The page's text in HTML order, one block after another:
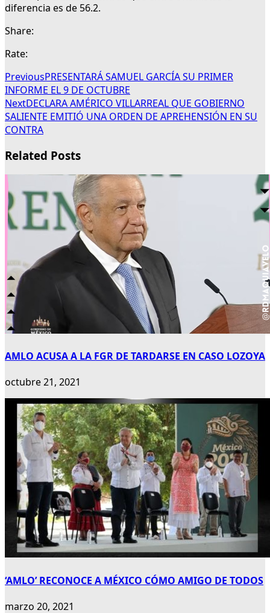
diferencia es de 56.2.
Share:
Rate:
PreviousPRESENTARÁ SAMUEL GARCÍA SU PRIMER
INFORME EL 9 DE OCTUBRE
NextDECLARA AMÉRICO VILLARREAL QUE GOBIERNO
SALIENTE EMITIÓ UNA ORDEN DE APREHENSIÓN EN SU
CONTRA
Related Posts
AMLO ACUSA A LA FGR DE TARDARSE EN CASO LOZOYA
octubre 21, 2021
‘AMLO’ RECONOCE A MÉXICO CÓMO AMIGO DE TODOS
marzo 20, 2021